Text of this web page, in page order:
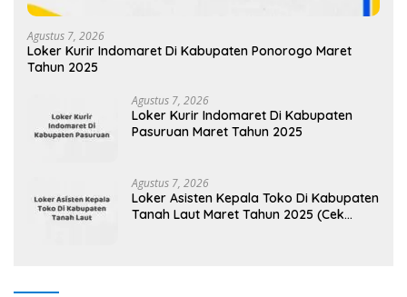
Agustus 7, 2026
Loker Kurir Indomaret Di Kabupaten Ponorogo Maret
Tahun 2025
Agustus 7, 2026
Loker Kurir Indomaret Di Kabupaten
Pasuruan Maret Tahun 2025
Agustus 7, 2026
Loker Asisten Kepala Toko Di Kabupaten
Tanah Laut Maret Tahun 2025 (Cek